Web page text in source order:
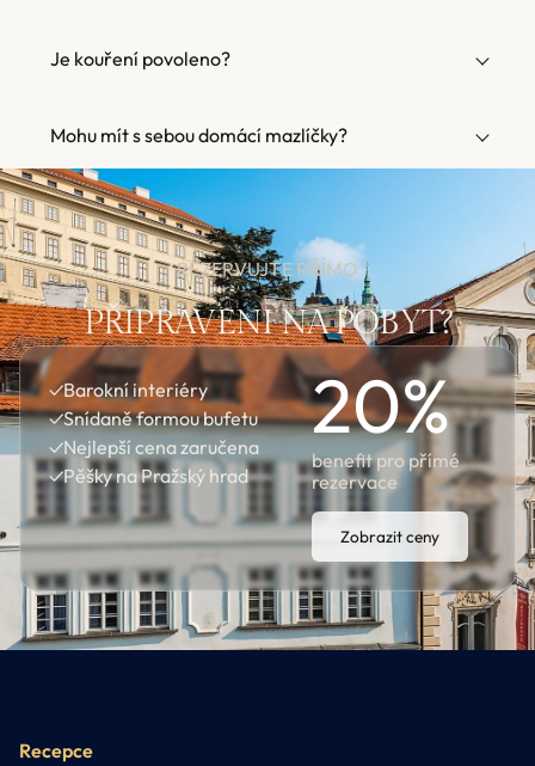
Je kouření povoleno?
Mohu mít s sebou domácí mazlíčky?
REZERVUJTE PŘÍMO
PŘIPRAVENI NA POBYT?
✓Barokní interiéry
✓Snídaně formou bufetu
✓Nejlepší cena zaručena
✓Pěšky na Pražský hrad
20%
benefit pro přímé
rezervace
Zobrazit ceny
Recepce